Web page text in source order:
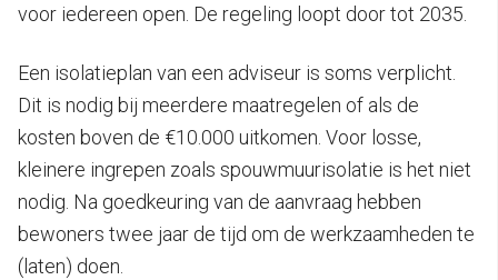
voor iedereen open. De regeling loopt door tot 2035.
Een isolatieplan van een adviseur is soms verplicht.
Dit is nodig bij meerdere maatregelen of als de
kosten boven de €10.000 uitkomen. Voor losse,
kleinere ingrepen zoals spouwmuurisolatie is het niet
nodig. Na goedkeuring van de aanvraag hebben
bewoners twee jaar de tijd om de werkzaamheden te
(laten) doen.